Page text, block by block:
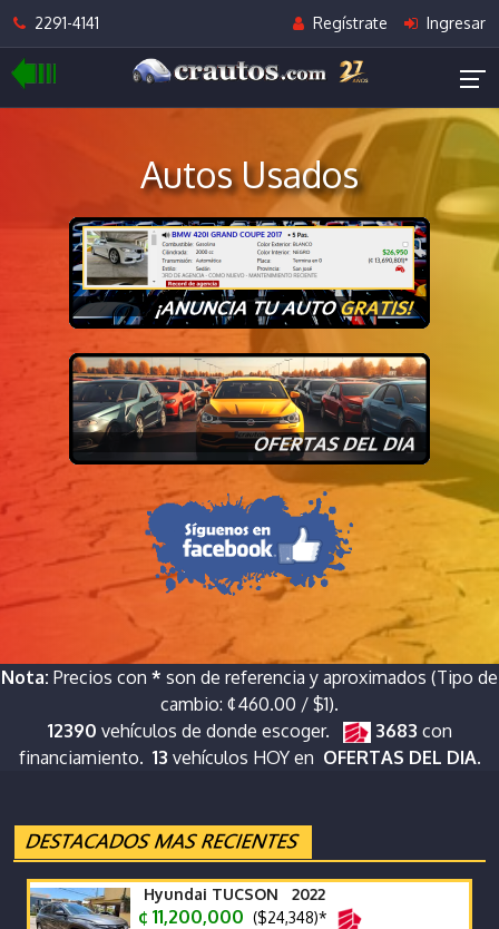
2291-4141 Regístrate Ingresar
Autos Usados
Nota: Precios con * son de referencia y aproximados (Tipo de
cambio: ¢460.00 / $1).
12390 vehículos de donde escoger. 3683 con
financiamiento. 13 vehículos HOY en OFERTAS DEL DIA.
Hyundai TUCSON 2022
¢ 11,200,000 ($24,348)*